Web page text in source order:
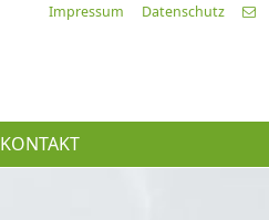
Impressum Datenschutz
KONTAKT